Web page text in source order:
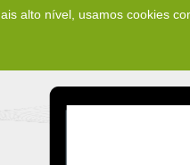
alto nível, usamos cookies